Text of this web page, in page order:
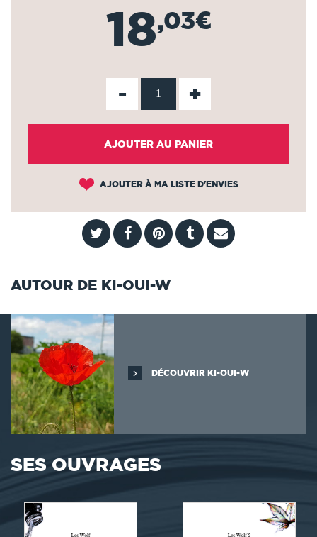
18,03€
- +
AJOUTER AU PANIER
AJOUTER À MA LISTE D'ENVIES
AUTOUR DE KI-OUI-W
DÉCOUVRIR KI-OUI-W
SES OUVRAGES